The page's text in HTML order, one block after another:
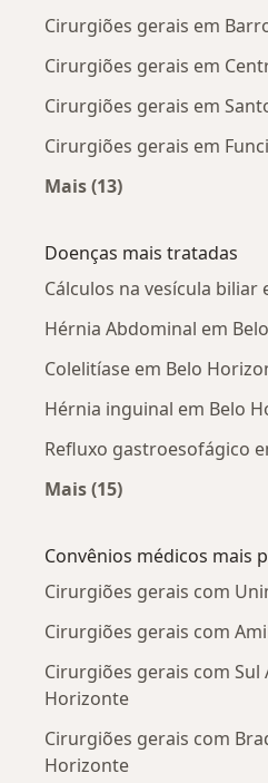
Cirurgiões gerais em
Cirurgiões gerais em
Cirurgiões gerais em
Cirurgiões gerais em
Mais (13)
Doenças mais tratadas
Cálculos na vesícula
Hérnia Abdominal em
Colelitíase em Belo
Hérnia inguinal em Belo
Refluxo gastroesofágico
Mais (15)
Convênios médicos mais
Cirurgiões gerais com
Cirurgiões gerais com
Cirurgiões gerais com Sul
Horizonte
Cirurgiões gerais com
Horizonte